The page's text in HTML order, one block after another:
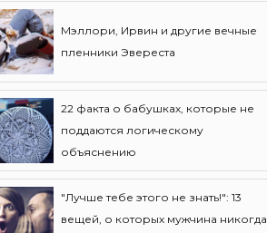
Мэллори, Ирвин и другие вечные
пленники Эвереста
22 факта о бабушках, которые не
поддаются логическому
объяснению
"Лучше тебе этого не знать!": 13
вещей, о которых мужчина никогда